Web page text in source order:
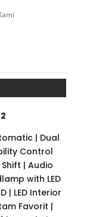
| Dual
Control
| Audio
with LED
| LED Interior
Favorit |